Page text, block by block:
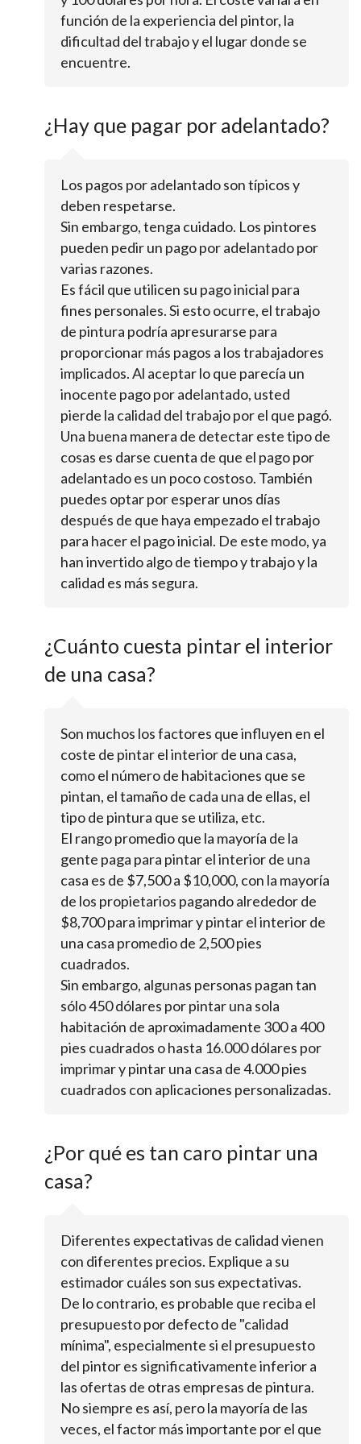
función de la experiencia del pintor, la
dificultad del trabajo y el lugar donde se
encuentre.
¿Hay que pagar por adelantado?
Los pagos por adelantado son típicos y
deben respetarse.
Sin embargo, tenga cuidado. Los pintores
pueden pedir un pago por adelantado por
varias razones.
Es fácil que utilicen su pago inicial para
fines personales. Si esto ocurre, el trabajo
de pintura podría apresurarse para
proporcionar más pagos a los trabajadores
implicados. Al aceptar lo que parecía un
inocente pago por adelantado, usted
pierde la calidad del trabajo por el que pagó.
Una buena manera de detectar este tipo de
cosas es darse cuenta de que el pago por
adelantado es un poco costoso. También
puedes optar por esperar unos días
después de que haya empezado el trabajo
para hacer el pago inicial. De este modo, ya
han invertido algo de tiempo y trabajo y la
calidad es más segura.
¿Cuánto cuesta pintar el interior
de una casa?
Son muchos los factores que influyen en el
coste de pintar el interior de una casa,
como el número de habitaciones que se
pintan, el tamaño de cada una de ellas, el
tipo de pintura que se utiliza, etc.
El rango promedio que la mayoría de la
gente paga para pintar el interior de una
casa es de $7,500 a $10,000, con la mayoría
de los propietarios pagando alrededor de
$8,700 para imprimar y pintar el interior de
una casa promedio de 2,500 pies
cuadrados.
Sin embargo, algunas personas pagan tan
sólo 450 dólares por pintar una sola
habitación de aproximadamente 300 a 400
pies cuadrados o hasta 16.000 dólares por
imprimar y pintar una casa de 4.000 pies
cuadrados con aplicaciones personalizadas.
¿Por qué es tan caro pintar una
casa?
Diferentes expectativas de calidad vienen
con diferentes precios. Explique a su
estimador cuáles son sus expectativas.
De lo contrario, es probable que reciba el
presupuesto por defecto de "calidad
mínima", especialmente si el presupuesto
del pintor es significativamente inferior a
las ofertas de otras empresas de pintura.
No siempre es así, pero la mayoría de las
veces, el factor más importante por el que